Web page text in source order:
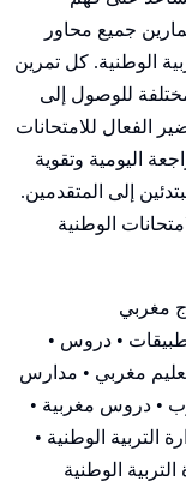
جميع محاور
الوطنية. كل تمرين
للوصول إلى
الفعال للامتحانات
اليومية وتقوية
إلى المتقدمين.
الوطنية
مغربي
• دروس •
مغربي • مدارس
• دروس مغربية •
التربية الوطنية •
الوطنية